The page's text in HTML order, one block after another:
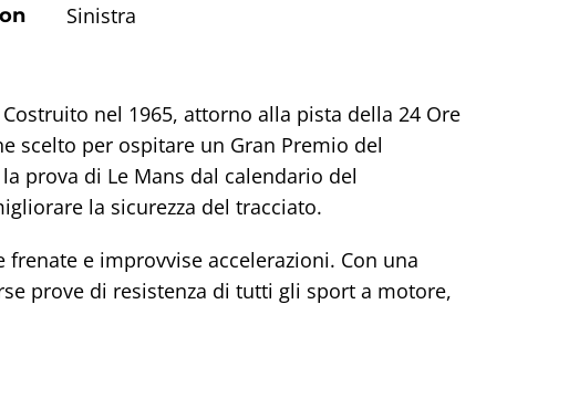
Sinistra
nel 1965, attorno alla pista della 24 Ore
scelto per ospitare un Gran Premio del
prova di Le Mans dal calendario del
la sicurezza del tracciato.
e improvvise accelerazioni. Con una
prove di resistenza di tutti gli sport a motore,